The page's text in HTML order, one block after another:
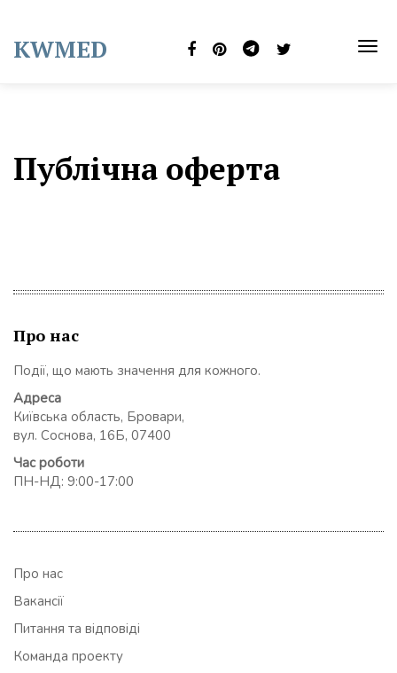
content
KWMED
Публічна оферта
Про нас
Події, що мають значення для кожного.
Адреса
Київська область, Бровари,
вул. Соснова, 16Б, 07400
Час роботи
ПН-НД: 9:00-17:00
Про нас
Вакансії
Питання та відповіді
Команда проекту